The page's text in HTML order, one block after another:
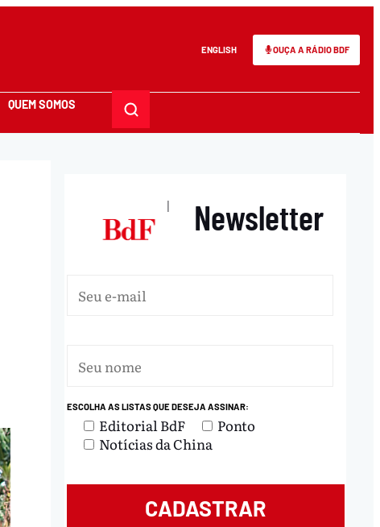
ENGLISH OUÇA A RÁDIO BDF
QUEM SOMOS
| Newsletter
ESCOLHA AS LISTAS QUE DESEJA ASSINAR:
Editorial BdF
Ponto
Notícias da China